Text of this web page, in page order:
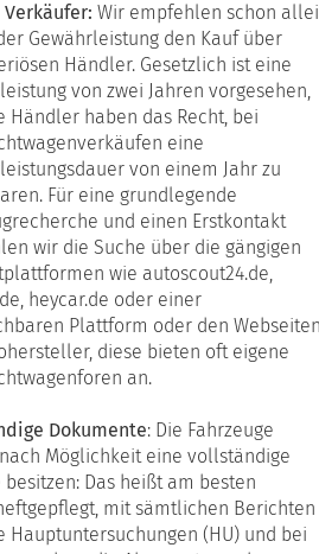
Wir empfehlen schon
Gewährleistung den Kauf über
Händler. Gesetzlich ist eine
von zwei Jahren vorgesehen,
Händler haben das Recht, bei
eine
von einem Jahr zu
Für eine grundlegende
und einen Erstkontakt
wir die Suche über die gängigen
wie autoscout24.de,
heycar.de oder einer
Plattform oder den Webseiten
diese bieten oft eigene
an.
Dokumente: Die Fahrzeuge
Möglichkeit eine vollständige
besitzen: Das heißt am besten
mit sämtlichen Berichten
Hauptuntersuchungen (HU) und bei